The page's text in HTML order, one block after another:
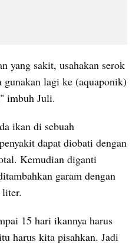
yang sakit, usahakan serok
gunakan lagi ke (aquaponik)
imbuh Juli.
dapat diobati dengan
Kemudian diganti
garam dengan
15 hari ikannya harus
harus kita pisahkan. Jadi